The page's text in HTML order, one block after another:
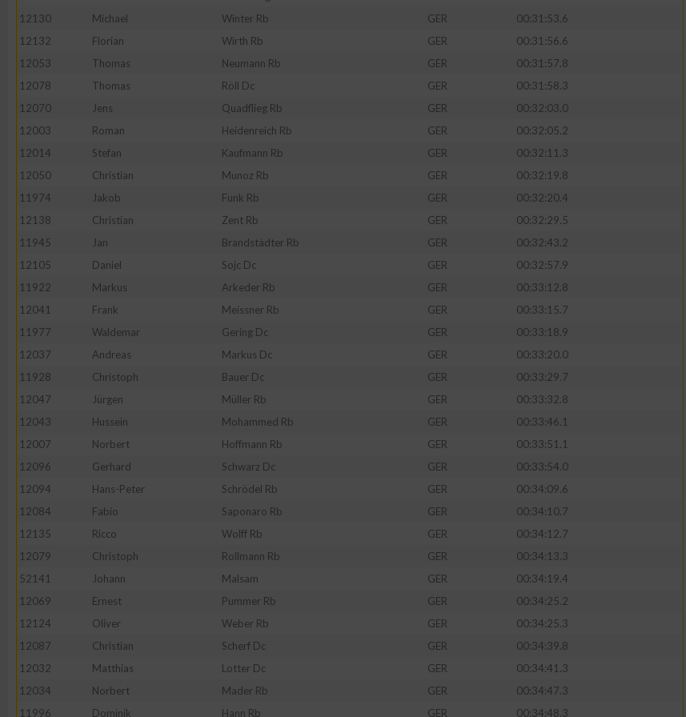
12130
Michael Winter Rb GER
00:31:53.6
12132
Florian Wirth Rb GER
00:31:56.6
12053
Thomas Neumann Rb GER
00:31:57.8
12078
Thomas Röll Dc GER
00:31:58.3
12070
Jens Quadflieg Rb GER
00:32:03.0
12003
Roman Heidenreich Rb GER
00:32:05.2
12014
Stefan Kaufmann Rb GER
00:32:11.3
12050
Christian Munoz Rb GER
00:32:19.8
11974
Jakob Funk Rb GER
00:32:20.4
12138
Christian Zent Rb GER
00:32:29.5
11945
Jan Brandstädter Rb GER
00:32:43.2
12105
Daniel Sojc Dc GER
00:32:57.9
11922
Markus Arkeder Rb GER
00:33:12.8
12041
Frank Meissner Rb GER
00:33:15.7
11977
Waldemar Gering Dc GER
00:33:18.9
12037
Andreas Markus Dc GER
00:33:20.0
11928
Christoph Bauer Dc GER
00:33:29.7
12047
Jürgen Müller Rb GER
00:33:32.8
12043
Hussein Mohammed Rb GER
00:33:46.1
12007
Norbert Hoffmann Rb GER
00:33:51.1
12096
Gerhard Schwarz Dc GER
00:33:54.0
12094
Hans-Peter Schrödel Rb GER
00:34:09.6
12084
Fabio Saponaro Rb GER
00:34:10.7
12135
Ricco Wolff Rb GER
00:34:12.7
12079
Christoph Rollmann Rb GER
00:34:13.3
52141
Johann Malsam GER
00:34:19.4
12069
Ernest Pummer Rb GER
00:34:25.2
12124
Oliver Weber Rb GER
00:34:25.3
12087
Christian Scherf Dc GER
00:34:39.8
12032
Matthias Lotter Dc GER
00:34:41.3
12034
Norbert Mader Rb GER
00:34:47.3
11996
Dominik Hann Rb GER 00:34:48.3
Verwendung von Profilen zur Auswahl personalisierter Inhalte
Messung der Werbeleistung
Messung der Performance von Inhalten
Analyse von Zielgruppen durch Statistiken oder Kombinationen von Daten aus
verschiedenen Quellen
Verwendung reduzierter Daten zur Auswahl von Inhalten
Verwendung genauer Standortdaten
Geräte anhand von aktiv angeforderten Informationen identifizieren
Notwendig
Performance
Werbung